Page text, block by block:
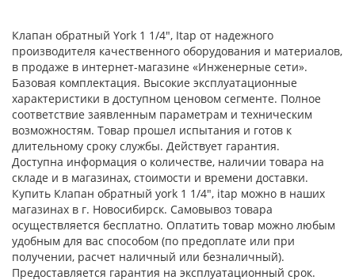
Клапан обратный York 1 1/4", Itap от надежного
производителя качественного оборудования и материалов,
в продаже в интернет-магазине «Инженерные сети».
Базовая комплектация. Высокие эксплуатационные
характеристики в доступном ценовом сегменте. Полное
соответствие заявленным параметрам и техническим
возможностям. Товар прошел испытания и готов к
длительному сроку службы. Действует гарантия.
Доступна информация о количестве, наличии товара на
складе и в магазинах, стоимости и времени доставки.
Купить Клапан обратный york 1 1/4", itap можно в наших
магазинах в г. Новосибирск. Самовывоз товара
осуществляется бесплатно. Оплатить товар можно любым
удобным для вас способом (по предоплате или при
получении, расчет наличный или безналичный).
Предоставляется гарантия на эксплуатационный срок.